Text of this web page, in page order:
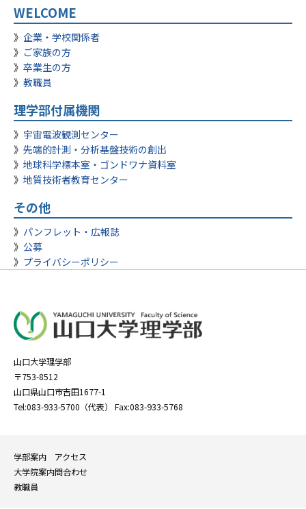
WELCOME
企業・学校関係者
ご家族の方
卒業生の方
教職員
理学部付属機関
宇宙電波観測センター
先端的計測・分析基盤技術の創出
地球科学標本室・ゴンドワナ資料室
地質技術者教育センター
その他
パンフレット・広報誌
公募
プライバシーポリシー
山口大学理学部
〒753-8512
山口県山口市吉田1677-1
Tel:083-933-5700（代表） Fax:083-933-5768
学部案内
大学院案内
教職員
アクセス
問合わせ